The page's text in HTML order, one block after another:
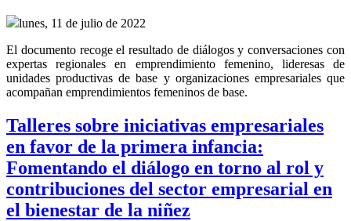
lunes, 11 de julio de 2022
El documento recoge el resultado de diálogos y conversaciones con
expertas regionales en emprendimiento femenino, lideresas de
unidades productivas de base y organizaciones empresariales que
acompañan emprendimientos femeninos de base.
Talleres sobre iniciativas empresariales
en favor de la primera infancia:
Fomentando el diálogo en torno al rol y
contribuciones del sector empresarial en
el bienestar de la niñez